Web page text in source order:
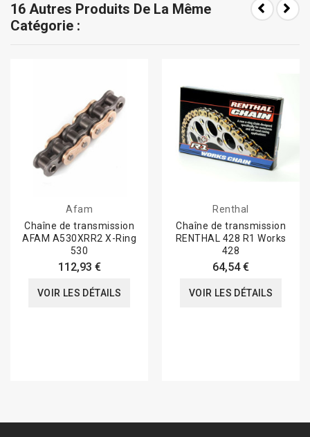
16 Autres Produits De La Même
Catégorie :
Afam
Chaîne de transmission
AFAM A530XRR2 X-Ring
530
112,93 €
VOIR LES DÉTAILS
Renthal
Chaîne de transmission
RENTHAL 428 R1 Works
428
64,54 €
VOIR LES DÉTAILS